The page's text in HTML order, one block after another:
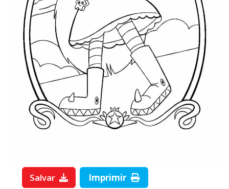
Salvar Imprimir